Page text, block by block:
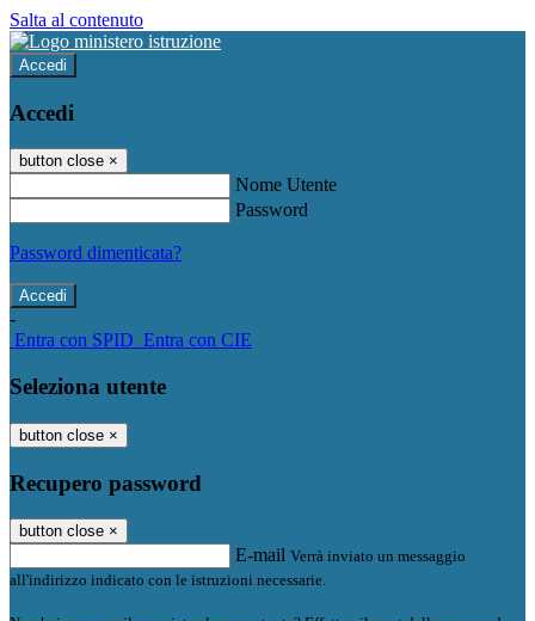
Salta al contenuto
Accedi
Accedi
button close ×
Nome Utente
Password
Password dimenticata?
-
Entra con SPID Entra con CIE
Seleziona utente
button close ×
Recupero password
button close ×
E-mail Verrà inviato un messaggio
all'indirizzo indicato con le istruzioni necessarie.